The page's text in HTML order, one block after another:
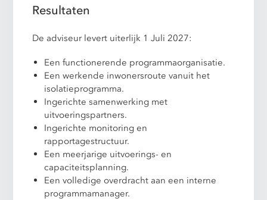
Resultaten
De adviseur levert uiterlijk 1 Juli 2027:
Een functionerende programmaorganisatie.
Een werkende inwonersroute vanuit het
isolatieprogramma.
Ingerichte samenwerking met
uitvoeringspartners.
Ingerichte monitoring en
rapportagestructuur.
Een meerjarige uitvoerings- en
capaciteitsplanning.
Een volledige overdracht aan een interne
programmamanager.